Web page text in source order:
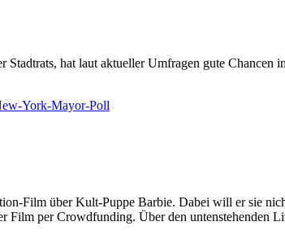
hat laut aktueller Umfragen gute Chancen
York-Mayor-Poll
Film über Kult-Puppe Barbie. Dabei will er sie
per Crowdfunding. Über den untenstehenden